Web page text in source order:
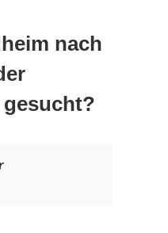
nach